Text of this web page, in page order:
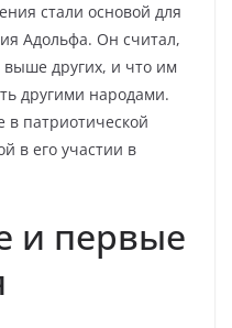
стали основой для
Адольфа. Он считал,
других, и что им
другими народами.
в патриотической
в его участии в
и первые